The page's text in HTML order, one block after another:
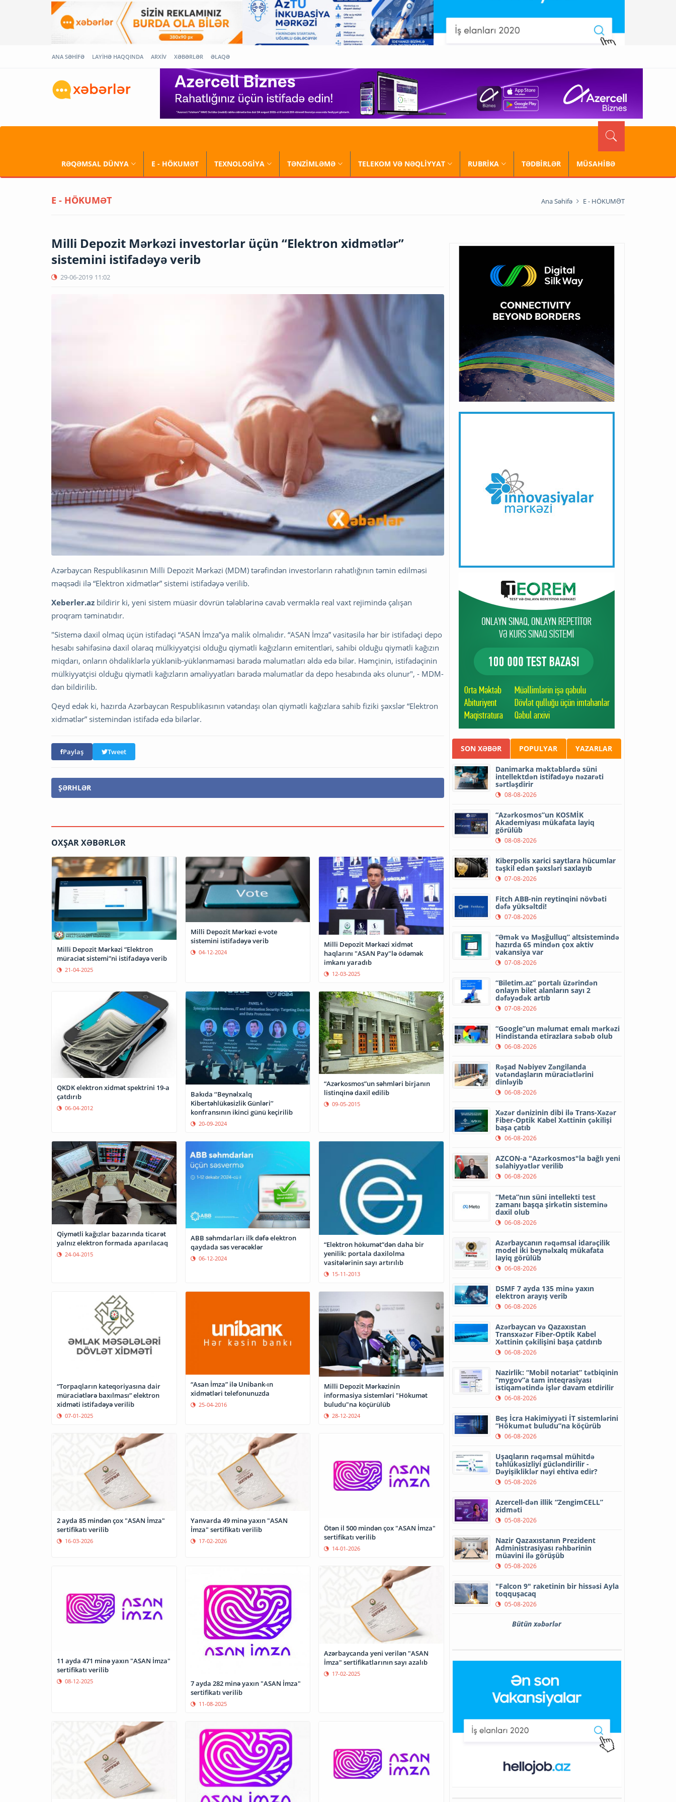
ANA SƏHİFƏ LAYİHƏ HAQQINDA ARXİV XƏBƏRLƏR ƏLAQƏ
RƏQƏMSAL DÜNYA E - HÖKUMƏT TEXNOLOGİYA TƏNZİMLƏMƏ TELEKOM VƏ NƏQLİYYAT RUBRİKA TƏDBİRLƏR MÜSAHİBƏ
E - HÖKUMƏT Ana Səhifə E - HÖKUMƏT
Milli Depozit Mərkəzi investorlar üçün “Elektron xidmətlər”
sistemini istifadəyə verib
29-06-2019 11:02
Azərbaycan Respublikasının Milli Depozit Mərkəzi (MDM) tərəfindən investorların rahatlığının təmin edilməsi
məqsədi ilə “Elektron xidmətlər” sistemi istifadəyə verilib.
Xeberler.az bildirir ki, yeni sistem müasir dövrün tələblərinə cavab verməklə real vaxt rejimində çalışan
proqram təminatıdır.
"Sistemə daxil olmaq üçün istifadəçi “ASAN İmza”ya malik olmalıdır. “ASAN İmza” vasitəsilə hər bir istifadəçi depo
hesabı səhifəsinə daxil olaraq mülkiyyətçisi olduğu qiymətli kağızların emitentləri, sahibi olduğu qiymətli kağızın
miqdarı, onların öhdəliklərlə yüklənib-yüklənməməsi barədə məlumatları əldə edə bilər. Həmçinin, istifadəçinin
mülkiyyətçisi olduğu qiymətli kağızların əməliyyatları barədə məlumatlar da depo hesabında əks olunur", - MDM-
dən bildirilib.
Qeyd edək ki, hazırda Azərbaycan Respublikasının vətəndaşı olan qiymətli kağızlara sahib fiziki şəxslər “Elektron
xidmətlər” sistemindən istifadə edə bilərlər.
Paylaş Tweet
ŞƏRHLƏR
OXŞAR XƏBƏRLƏR
Milli Depozit Mərkəzi “Elektron
müraciət sistemi”ni istifadəyə verib
21-04-2025
Milli Depozit Mərkəzi e-vote
sistemini istifadəyə verib
04-12-2024
Milli Depozit Mərkəzi xidmət
haqlarını "ASAN Pay"lə ödəmək
imkanı yaradıb
12-03-2025
QKDK elektron xidmət spektrini 19-a
çatdırıb
06-04-2012
Bakıda ‘‘Beynəlxalq
Kibertəhlükəsizlik Günləri’’
konfransının ikinci günü keçirilib
20-09-2024
“Azərkosmos”un səhmləri birjanın
listinqinə daxil edilib
09-05-2015
Qiymətli kağızlar bazarında ticarət
yalnız elektron formada aparılacaq
24-04-2015
ABB səhmdarları ilk dəfə elektron
qaydada səs verəcəklər
06-12-2024
“Elektron hökumət”dən daha bir
yenilik: portala daxilolma
vasitələrinin sayı artırılıb
15-11-2013
“Torpaqların kateqoriyasına dair
müraciətlərə baxılması” elektron
xidməti istifadəyə verilib
07-01-2025
“Asan İmza” ilə Unibank-ın
xidmətləri telefonunuzda
25-04-2016
Milli Depozit Mərkəzinin
informasiya sistemləri "Hökumət
buludu"na köçürülüb
28-12-2024
2 ayda 85 mindən çox "ASAN İmza"
sertifikatı verilib
16-03-2026
Yanvarda 49 minə yaxın "ASAN
İmza" sertifikatı verilib
17-02-2026
Ötən il 500 mindən çox "ASAN İmza"
sertifikatı verilib
14-01-2026
11 ayda 471 minə yaxın "ASAN İmza"
sertifikatı verilib
08-12-2025
7 ayda 282 minə yaxın "ASAN İmza"
sertifikatı verilib
11-08-2025
Azərbaycanda yeni verilən "ASAN
İmza" sertifikatlarının sayı azalıb
17-02-2025
SON XƏBƏR POPULYAR YAZARLAR
Danimarka məktəblərdə süni
intellektdən istifadəyə nəzarəti
sərtləşdirir
08-08-2026
“Azərkosmos”un KOSMİK
Akademiyası mükafata layiq
görülüb
08-08-2026
Kiberpolis xarici saytlara hücumlar
təşkil edən şəxsləri saxlayıb
07-08-2026
Fitch ABB-nin reytinqini növbəti
dəfə yüksəltdi!
07-08-2026
“Əmək və Məşğulluq” altsistemində
hazırda 65 mindən çox aktiv
vakansiya var
07-08-2026
“Biletim.az” portalı üzərindən
onlayn bilet alanların sayı 2
dəfəyədək artıb
07-08-2026
“Google”un məlumat emalı mərkəzi
Hindistanda etirazlara səbəb olub
06-08-2026
Rəşad Nəbiyev Zəngilanda
vətəndaşların müraciətlərini
dinləyib
06-08-2026
Xəzər dənizinin dibi ilə Trans-Xəzər
Fiber-Optik Kabel Xəttinin çəkilişi
başa çatıb
06-08-2026
AZCON-a "Azərkosmos"la bağlı yeni
səlahiyyətlər verilib
06-08-2026
“Meta”nın süni intellekti test
zamanı başqa şirkətin sisteminə
daxil olub
06-08-2026
Azərbaycanın rəqəmsal idarəçilik
model iki beynəlxalq mükafata
layiq görülüb
06-08-2026
DSMF 7 ayda 135 minə yaxın
elektron arayış verib
06-08-2026
Azərbaycan və Qazaxıstan
Transxəzər Fiber-Optik Kabel
Xəttinin çəkilişini başa çatdırıb
06-08-2026
Nazirlik: “Mobil notariat” tətbiqinin
“mygov”a tam inteqrasiyası
istiqamətində işlər davam etdirilir
06-08-2026
Beş İcra Hakimiyyəti İT sistemlərini
“Hökumət buludu”na köçürüb
06-08-2026
Uşaqların rəqəmsal mühitdə
təhlükəsizliyi gücləndirilir -
Dəyişikliklər nəyi ehtiva edir?
05-08-2026
Azercell-dən illik “ZengimCELL”
xidməti
05-08-2026
Nazir Qazaxıstanın Prezident
Administrasiyası rəhbərinin
müavini ilə görüşüb
05-08-2026
"Falcon 9" raketinin bir hissəsi Ayla
toqquşacaq
05-08-2026
Bütün xəbərlər